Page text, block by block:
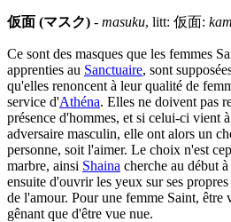
仮面 (マスク) - masuku, litt: 仮面:
Ce sont des masques que les femmes
apprenties au Sanctuaire, sont
qu'elles renoncent à leur qualité de
service d'Athéna. Elles ne doivent pas
présence d'hommes, et si celui-ci vient
adversaire masculin, elle ont alors un
personne, soit l'aimer. Le choix n'est
marbre, ainsi Shaina cherche au début
ensuite d'ouvrir les yeux sur ses
de l'amour. Pour une femme Saint, être
gênant que d'être vue nue.